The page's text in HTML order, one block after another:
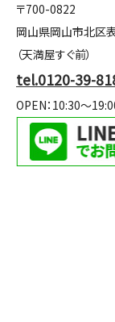
〒700-0822
岡山県岡山市北区
（天満屋すぐ前）
tel.0120-39-
OPEN：10:30～